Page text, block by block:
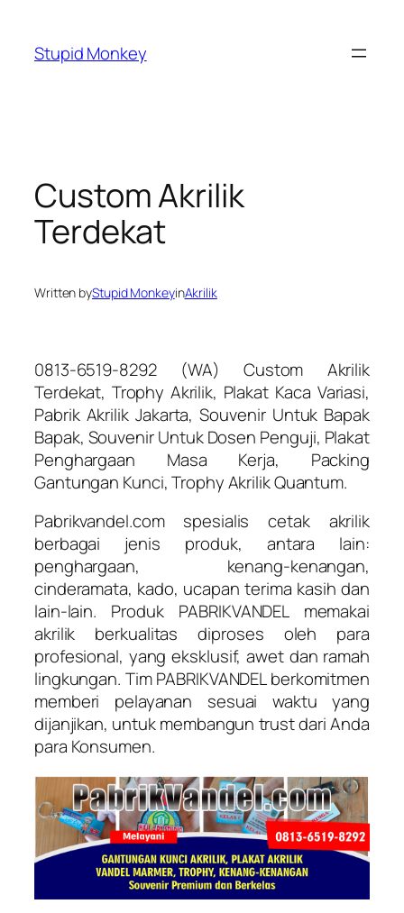
content
Stupid Monkey
Custom Akrilik
Terdekat
Written byStupid MonkeyinAkrilik
0813-6519-8292 (WA) Custom Akrilik
Terdekat, Trophy Akrilik, Plakat Kaca Variasi,
Pabrik Akrilik Jakarta, Souvenir Untuk Bapak
Bapak, Souvenir Untuk Dosen Penguji, Plakat
Penghargaan Masa Kerja, Packing
Gantungan Kunci, Trophy Akrilik Quantum.
Pabrikvandel.com spesialis cetak akrilik
berbagai jenis produk, antara lain:
penghargaan, kenang-kenangan,
cinderamata, kado, ucapan terima kasih dan
lain-lain. Produk PABRIKVANDEL memakai
akrilik berkualitas diproses oleh para
profesional, yang eksklusif, awet dan ramah
lingkungan. Tim PABRIKVANDEL berkomitmen
memberi pelayanan sesuai waktu yang
dijanjikan, untuk membangun trust dari Anda
para Konsumen.